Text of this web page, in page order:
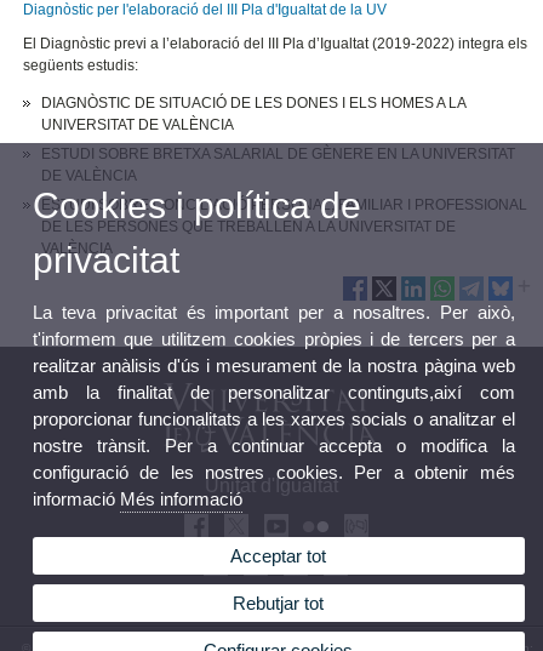
Diagnòstic per l'elaboració del III Pla d'Igualtat de la UV
El Diagnòstic previ a l’elaboració del III Pla d’Igualtat (2019-2022) integra els
següents estudis:
DIAGNÒSTIC DE SITUACIÓ DE LES DONES I ELS HOMES A LA
UNIVERSITAT DE VALÈNCIA
ESTUDI SOBRE BRETXA SALARIAL DE GÈNERE EN LA UNIVERSITAT
DE VALÈNCIA
ESTUDI SOBRE CONCILIACIÓ PERSONAL, FAMILIAR I PROFESSIONAL
DE LES PERSONES QUE TREBALLEN A LA UNIVERSITAT DE
VALÈNCIA
Unitat d'Igualtat
© 2026 UV. - Edifici de Rectorat 4rt Nivell Avda. Blasco Ibáñez, 13 46010 València. Telèfon:
Cookies i política de
privacitat
La teva privacitat és important per a nosaltres. Per això,
t'informem que utilitzem cookies pròpies i de tercers per a
realitzar anàlisis d'ús i mesurament de la nostra pàgina web
amb la finalitat de personalitzar continguts,així com
proporcionar funcionalitats a les xarxes socials o analitzar el
nostre trànsit. Per a continuar accepta o modifica la
configuració de les nostres cookies. Per a obtenir més
informació Més informació
Acceptar tot
Rebutjar tot